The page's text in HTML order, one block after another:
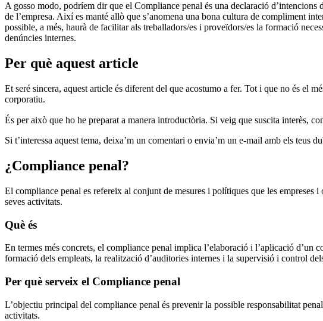
A gosso modo, podríem dir que el Compliance penal és una declaració
de l’empresa. Així es manté allò que s’anomena una bona cultura de compliment
possible, a més, haurà de facilitar als treballadors/es i proveïdors/es la formació
denúncies internes.
Per què aquest article
Et seré sincera, aquest article és diferent del que acostumo a fer. Tot i que no és el
corporatiu.
És per això que ho he preparat a manera introductòria. Si veig que suscita interès,
Si t’interessa aquest tema, deixa’m un comentari o envia’m un e-mail amb els teus
¿Compliance penal?
El compliance penal es refereix al conjunt de mesures i polítiques que les
seves activitats.
Què és
En termes més concrets, el compliance penal implica l’elaboració i l’aplicació d’un
formació dels empleats, la realització d’auditories internes i la supervisió i control
Per què serveix el Compliance penal
L’objectiu principal del compliance penal és prevenir la possible responsabilitat
activitats.